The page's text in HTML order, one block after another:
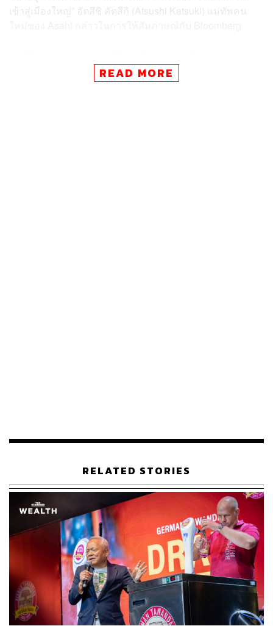
เข้าสู่เมืองใหญ่” อัตสึชิ คัตสึกิ (Atsushi Katsuki) แม่ทัพคน
เพิ่มขึ้น หลังจากผู้บริโภคต้องเข้าสู่สภาวะเว้นระยะห่างทาง
สังคม โดยสิ่งนี้เกิดขึ้นแล้วเมื่อมีการปลดข้อจำกัดต่างๆ ในฤดู
Asahi ลดลง 30% และยอดขายลดลง 2.6% ในปี 2020
แม้ Super Dry ที่สร้างขึ้นในปี 1980 ช่วยให้ Asahi กลายเป็นผู้
ผลิตเบียร์ชั้นนำของญี่ปุ่น แต่เมื่อเร็วๆ นี้ Asahi ได้เสียส่วน
แบ่งให้กับ Kirin ที่ออกสินค้าใหม่มากขึ้น ตลอดจนมุ่งเน้นไปที่
ช่องทางการค้าปลีก
ปัจจุบันการดำเนินงานในต่างประเทศของ Asahi เติบโตขึ้น
จนคิดเป็นครึ่งหนึ่งของกำไรจากการดำเนินงานหลักใน
ปีงบประมาณล่าสุด เพิ่มขึ้นจากเพียง 10% เมื่อประมาณห้าปี
ที่แล้ว แต่อัตราส่วนหนี้สินของบริษัทยังเพิ่มขึ้นเป็นหกเท่าของ
READ MORE
RELATED STORIES